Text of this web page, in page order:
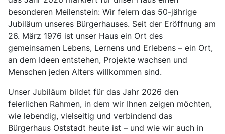
besonderen Meilenstein: Wir feiern das 50-jährige
Jubiläum unseres Bürgerhauses. Seit der Eröffnung am
26. März 1976 ist unser Haus ein Ort des
gemeinsamen Lebens, Lernens und Erlebens – ein Ort,
an dem Ideen entstehen, Projekte wachsen und
Menschen jeden Alters willkommen sind.
Unser Jubiläum bildet für das Jahr 2026 den
feierlichen Rahmen, in dem wir Ihnen zeigen möchten,
wie lebendig, vielseitig und verbindend das
Bürgerhaus Oststadt heute ist – und wie wir auch in